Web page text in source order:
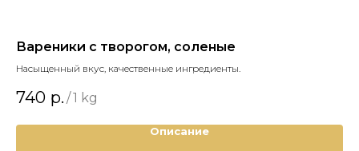
Вареники с творогом, соленые
Насыщенный вкус, качественные ингредиенты.
740 р. /1 kg
Описание